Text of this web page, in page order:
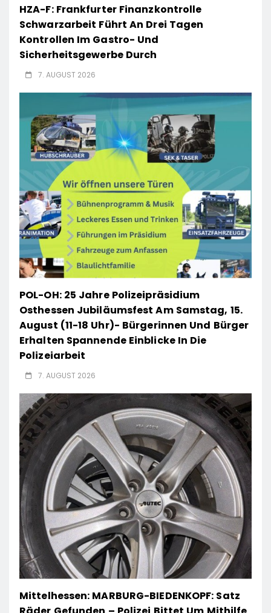
HZA-F: Frankfurter Finanzkontrolle
Schwarzarbeit Führt An Drei Tagen
Kontrollen Im Gastro- Und
Sicherheitsgewerbe Durch
7. AUGUST 2026
POL-OH: 25 Jahre Polizeipräsidium
Osthessen Jubiläumsfest Am Samstag, 15.
August (11-18 Uhr)- Bürgerinnen Und Bürger
Erhalten Spannende Einblicke In Die
Polizeiarbeit
7. AUGUST 2026
Mittelhessen: MARBURG-BIEDENKOPF: Satz